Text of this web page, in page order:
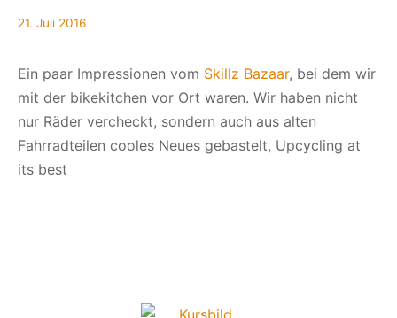
21. Juli 201621.
Ein paar Impressionen vom Skillz Bazaar, bei dem wir
mit der bikekitchen vor Ort waren. Wir haben nicht
nur Räder vercheckt, sondern auch aus alten
Fahrradteilen cooles Neues gebastelt, Upcycling at
its best